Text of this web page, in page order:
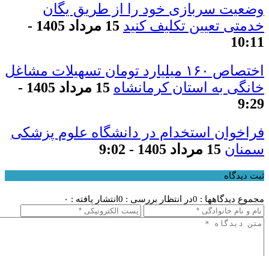
وضعیت سربازی خود را از طریق یگان
خدمتی تعیین تکلیف کنید
15 مرداد 1405 -
10:11
اختصاص ۱۶۰ میلیارد تومان تسهیلات مشاغل
خانگی به استان کرمانشاه
15 مرداد 1405 -
9:29
فراخوان استخدام در دانشگاه علوم پزشکی
سمنان 15 مرداد 1405 - 9:02
ثبت دیدگاه
مجموع دیدگاهها : 0 در انتظار بررسی : 0 انتشار یافته : ۰